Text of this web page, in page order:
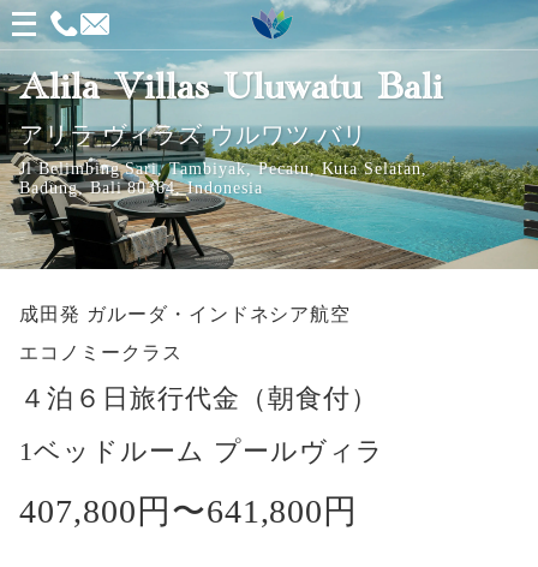
メ
ニ
ュ
ー
を
開
く
Alila Villas Uluwatu Bali
アリラ ヴィラズ ウルワツ バリ
Jl Belimbing Sari, Tambiyak, Pecatu, Kuta Selatan,
Badung, Bali 80364, Indonesia
成田発 ガルーダ・インドネシア航空
エコノミークラス
４泊６日旅行代金（朝食付）
1ベッドルーム プールヴィラ
407,800円〜641,800円